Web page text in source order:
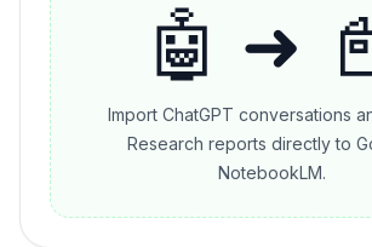
🤖 ➜
Import ChatGPT conversations
Research reports directly to
NotebookLM.